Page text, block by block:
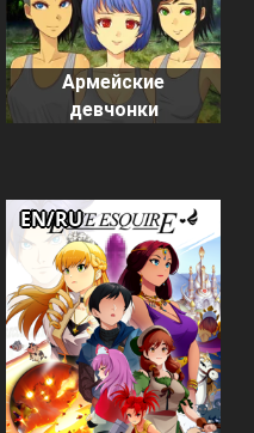
Армейские
девчонки
EN/RU